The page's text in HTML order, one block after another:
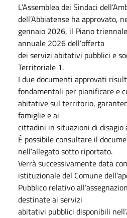
L’Assemblea dei Sindaci
dell’Abbiatense ha approvato,
gennaio 2026, il Piano
annuale 2026 dell’offerta
dei servizi abitativi pubblici e
Territoriale 1.
I due documenti approvati
fondamentali per pianificare e
abitative sul territorio,
famiglie e ai
cittadini in situazioni di disagio
È possibile consultare il
nell’allegato sotto riportato.
Verrà successivamente data
istituzionale del Comune
Pubblico relativo
destinate ai servizi
abitativi pubblici disponibili